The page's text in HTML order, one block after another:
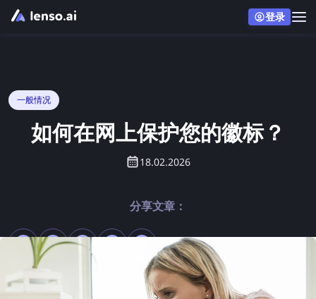
登录
一般情况
如何在网上保护您的徽标？
18.02.2026
分享文章：